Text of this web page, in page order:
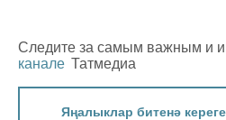
Следите за самым важным и
канале Татмедиа
Яңалыклар битенә